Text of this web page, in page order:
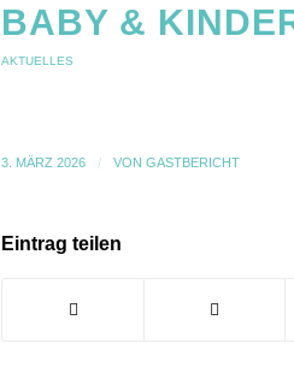
BABY &
AKTUELLES
3. MÄRZ 2026 / VON GASTBERICHT
Eintrag teilen